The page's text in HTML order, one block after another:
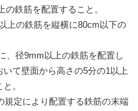
鉄筋を配置すること。
上の鉄筋を縦横に80cm以下の
、径9mm以上の鉄筋を配置し
て壁面から高さの5分の1以上
。
定により配置する鉄筋の末端